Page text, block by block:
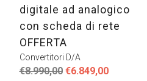
digitale ad analogico
con scheda di rete
OFFERTA
Convertitori D/A
€8.990,00 Il
€6.849,00Il